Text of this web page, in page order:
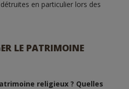
en particulier lors des
LE PATRIMOINE
religieux ? Quelles